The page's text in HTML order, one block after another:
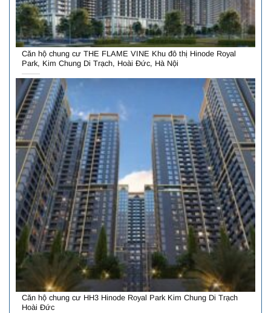
Căn hộ chung cư THE FLAME VINE Khu đô thị Hinode Royal
Park, Kim Chung Di Trạch, Hoài Đức, Hà Nội
Căn hộ chung cư HH3 Hinode Royal Park Kim Chung Di Trạch
Hoài Đức